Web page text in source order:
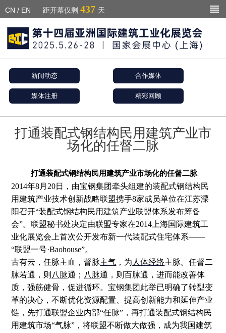
CN / EN 距开幕仅剩 437 天
新闻动态 合作媒体
媒体注册 精彩回顾
打通装配式钢结构民用建筑产业市
场化的任督二脉
打通装配式钢结构民用建筑产业市场化的任督二脉
2014年8月20日，由宝钢集团牵头组建的装配式钢结构民
用建筑产业技术创新战略联盟携手8家成员单位在江苏溧
阳召开“装配式钢结构民用建筑产业联盟体系发布筹备
会”。联盟秘书处决定由联盟专家在2014上海国际建筑工
业化展览会上首次公开发布新一代装配式住宅体系——
“联盟一号·Baohouse”。
古有云，任脉主血，督脉主气 ，为 人体经络主脉。任督二
脉若通，则 八脉通； 八脉通，则百脉通，进而能改善体
质，强筋健骨，促进循环。宝钢集团此举已明确了转型变
革的决心，不断优化资源配置、提高创新能力和延伸产业
链，先打通联盟企业内部“任脉”，再打通装配式钢结构民
用建筑市场“气脉”，将联盟不断做大做强，成为我国建筑